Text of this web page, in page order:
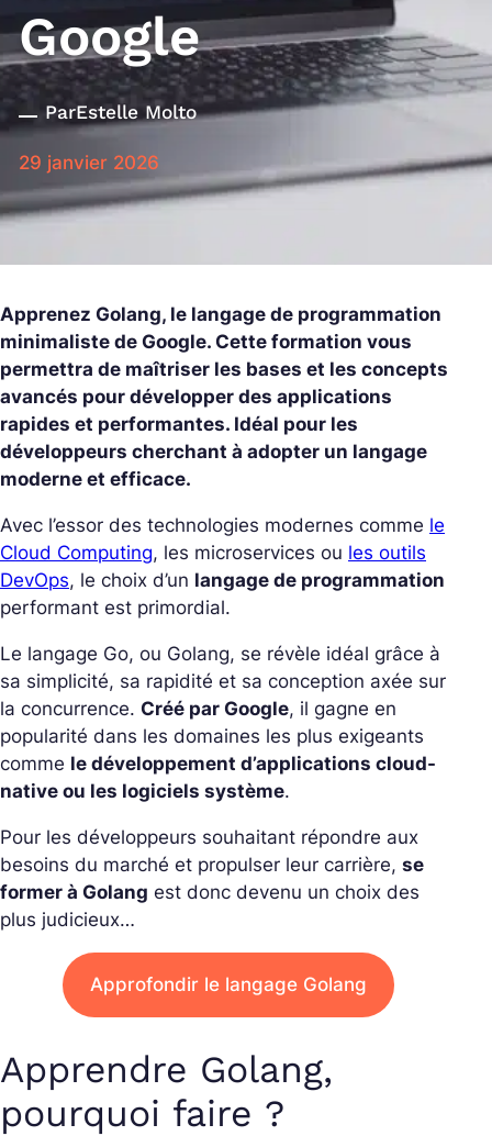
Google
ParEstelle Molto
29 janvier 2026
Apprenez Golang, le langage de programmation
minimaliste de Google. Cette formation vous
permettra de maîtriser les bases et les concepts
avancés pour développer des applications
rapides et performantes. Idéal pour les
développeurs cherchant à adopter un langage
moderne et efficace.
Avec l’essor des technologies modernes comme le
Cloud Computing, les microservices ou les outils
DevOps, le choix d’un langage de programmation
performant est primordial.
Le langage Go, ou Golang, se révèle idéal grâce à
sa simplicité, sa rapidité et sa conception axée sur
la concurrence. Créé par Google, il gagne en
popularité dans les domaines les plus exigeants
comme le développement d’applications cloud-
native ou les logiciels système.
Pour les développeurs souhaitant répondre aux
besoins du marché et propulser leur carrière, se
former à Golang est donc devenu un choix des
plus judicieux…
Approfondir le langage Golang
Apprendre Golang,
pourquoi faire ?